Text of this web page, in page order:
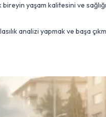
yaşam kalitesini ve
analizi yapmak ve başa